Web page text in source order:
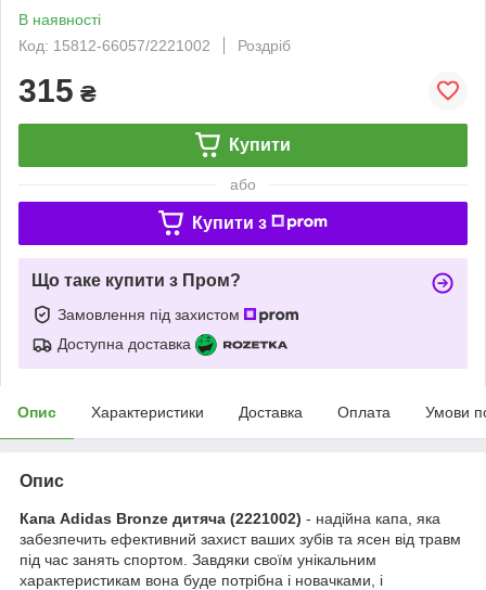
В наявності
Код: 15812-66057/2221002
Роздріб
315 ₴
Купити
або
Купити з
Що таке купити з Пром?
Замовлення під захистом
Доступна доставка
Опис Характеристики Доставка Оплата Умови
Опис
Капа Adidas Bronze дитяча (2221002) - надійна капа, яка
забезпечить ефективний захист ваших зубів та ясен від травм
під час занять спортом. Завдяки своїм унікальним
характеристикам вона буде потрібна і новачками, і